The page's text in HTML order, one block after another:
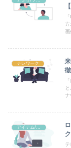
方
テレワーク
ナ
アイテム/机まわり